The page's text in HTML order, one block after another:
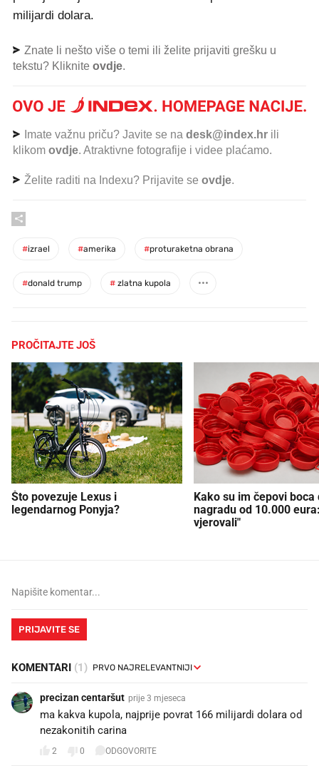
milijardi dolara.
Znate li nešto više o temi ili želite prijaviti grešku u
tekstu? Kliknite ovdje.
Imate važnu priču? Javite se na desk@index.hr ili
klikom ovdje. Atraktivne fotografije i videe plaćamo.
Želite raditi na Indexu? Prijavite se ovdje.
#izrael #amerika #proturaketna obrana
#donald trump # zlatna kupola
PROČITAJTE JOŠ
Što povezuje Lexus i
legendarnog Ponyja?
Kako su im čepovi boca
nagradu od 10.000
vjerovali"
PRIJAVITE SE
KOMENTARI (1)
precizan centaršut prije 3 mjeseca
ma kakva kupola, najprije povrat 166 milijardi dolara od
nezakonitih carina
2 0 ODGOVORITE